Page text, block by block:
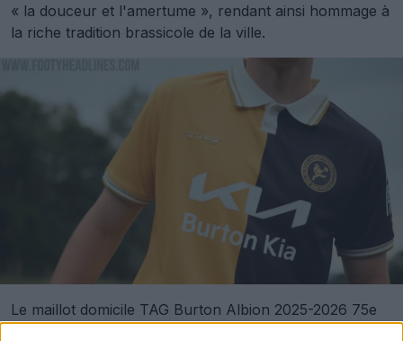
« la douceur et l'amertume », rendant ainsi hommage à
la riche tradition brassicole de la ville.
Le maillot domicile TAG Burton Albion 2025-2026 75e